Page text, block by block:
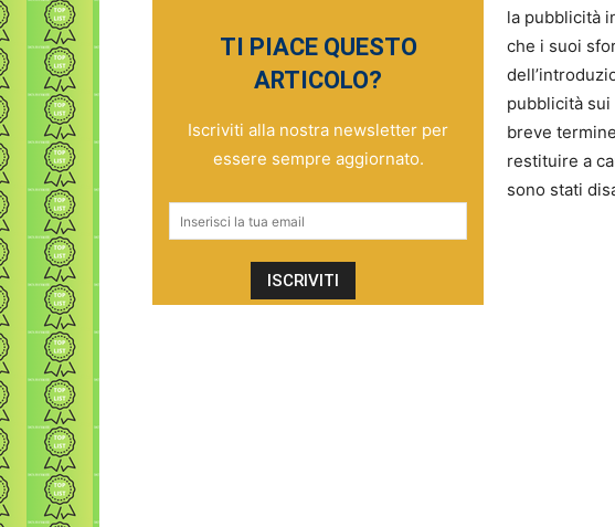
TI PIACE QUESTO
ARTICOLO?
Iscriviti alla nostra newsletter per
essere sempre aggiornato.
la pubblicità
che i suoi
pubblicità
breve
restituire a
sono stati